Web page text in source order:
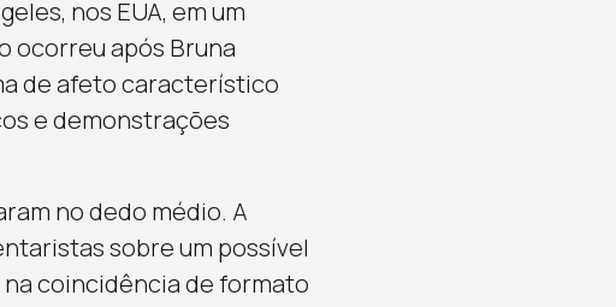
nos EUA, em um
ocorreu após Bruna
de afeto característico
e demonstrações
no dedo médio. A
sobre um possível
na coincidência de formato